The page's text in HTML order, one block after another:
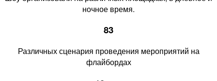
ночное время.
83
Различных сценария проведения мероприятий на
флайбордах